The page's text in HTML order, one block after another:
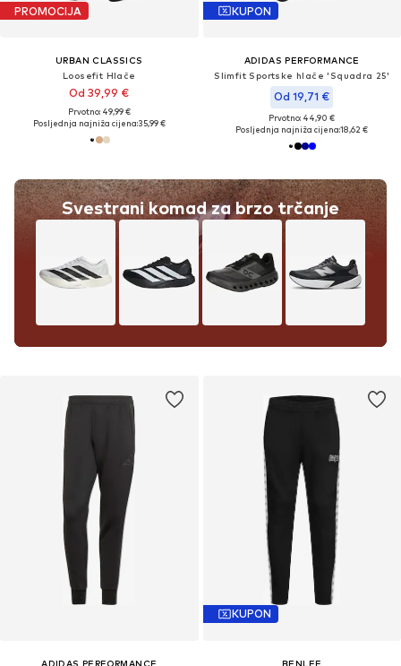
PROMOCIJA
URBAN CLASSICS
Loosefit Hlače
Od 39,99 €
Prvotno: 49,99 €
Posljednja najniža cijena:35,99 €
Svestrani komad za brzo trčanje
KUPON
ADIDAS PERFORMANCE
Slimfit Sportske hlače 'Squadra 25'
Od 19,71 €
Prvotno: 44,90 €
Posljednja najniža cijena:18,62 €
ADIDAS PERFORMANCE
KUPON
BENLEE